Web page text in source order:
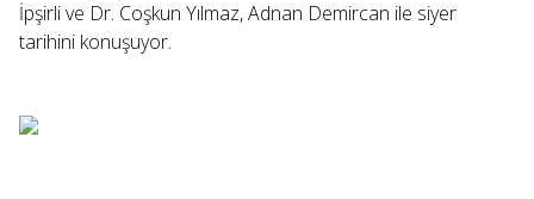
İpşirli ve Dr. Coşkun Yılmaz, Adnan Demircan ile siyer
tarihini konuşuyor.